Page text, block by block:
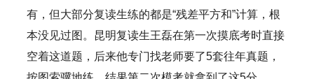
有，但大部分复读生练的都是“残差平方和”计算，根
本没见过图。昆明复读生王磊在第一次摸底考时直接
空着这道题，后来他专门找老师要了5套往年真题，